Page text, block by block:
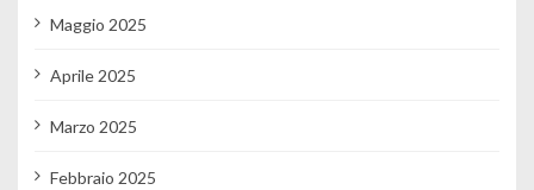
Maggio 2025
Aprile 2025
Marzo 2025
Febbraio 2025